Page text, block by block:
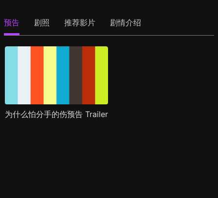
预告 剧照 推荐影片 剧情介绍
为什么怕分手的伤预告 Trailer